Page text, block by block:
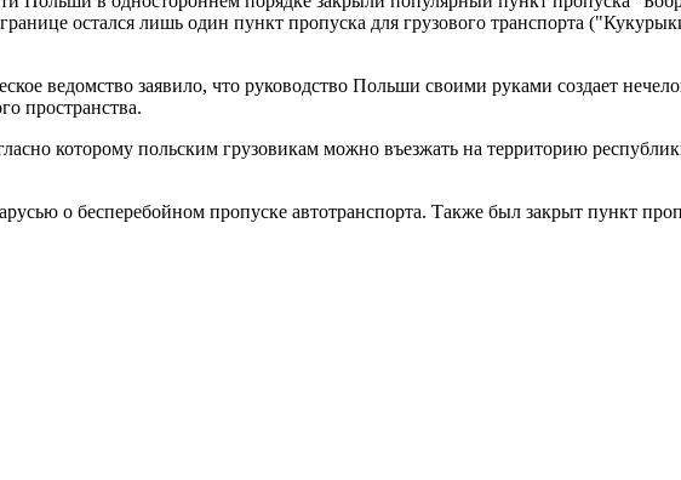
остался лишь один пункт пропуска для грузового транспорта
ведомство заявило, что руководство Польши своими руками создает
пространства.
которому польским грузовикам можно въезжать на территорию
о бесперебойном пропуске автотранспорта. Также был закрыт пункт